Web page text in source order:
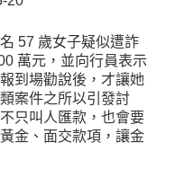
57 歲女子疑似遭詐
萬元，並向行員表示
到場勸說後，才讓她
案件之所以引發討
只叫人匯款，也會要
金、面交款項，讓金